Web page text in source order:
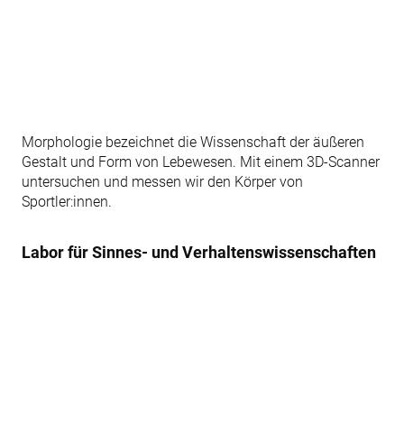
Morphologie bezeichnet die Wissenschaft der äußeren
Gestalt und Form von Lebewesen. Mit einem 3D-Scanner
untersuchen und messen wir den Körper von
Sportler:innen.
Labor für Sinnes- und Verhaltenswissenschaften